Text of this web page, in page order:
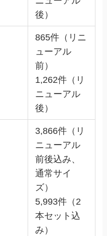
後）
865件（リニ
ューアル
前）
1,262件（リ
ニューアル
後）
3,866件（リ
ニューアル
前後込み、
通常サイ
ズ）
5,993件（2
本セット込
み）